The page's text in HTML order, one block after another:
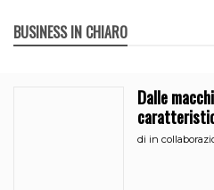
BUSINESS IN CHIARO
Dalle
di in